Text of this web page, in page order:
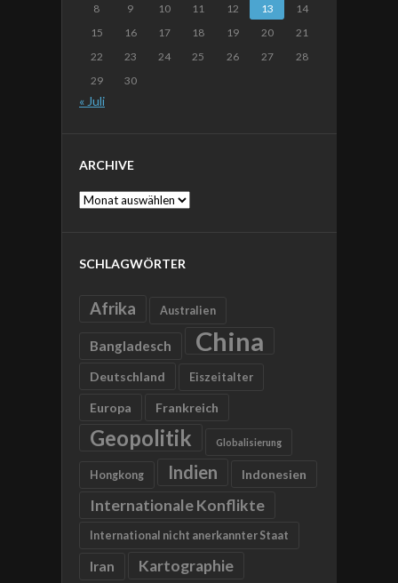
8
9 10 11 12 13
14
15
16 17 18 19 20
21
22
23 24 25 26 27
28
29
30
« Juli
ARCHIVE
Archive
SCHLAGWÖRTER
Afrika Australien
Bangladesch China
Deutschland Eiszeitalter
Europa Frankreich
Geopolitik Globalisierung
Hongkong Indien Indonesien
Internationale Konflikte
International nicht anerkannter Staat
Iran Kartographie